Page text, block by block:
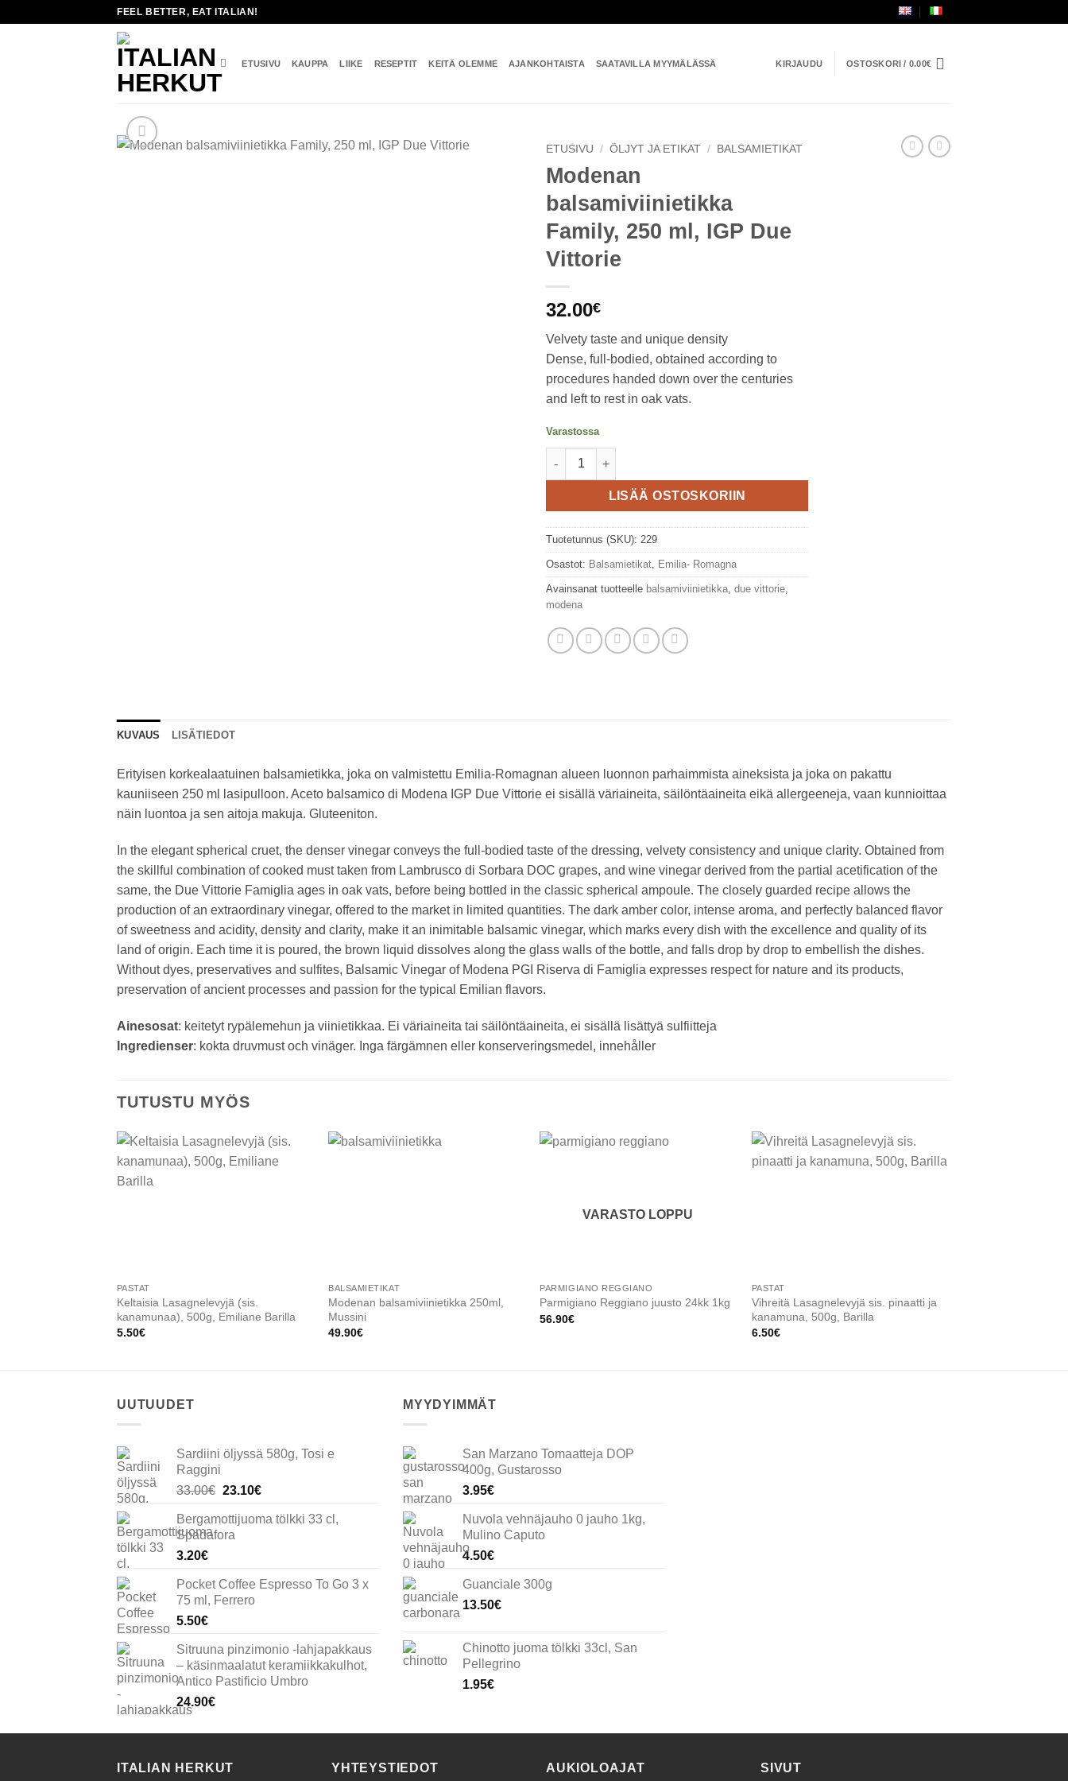
FEEL BETTER, EAT ITALIAN!
ETUSIVU KAUPPA LIIKE RESEPTIT KEITÄ OLEMME AJANKOHTAISTA SAATAVILLA MYYMÄLÄSSÄ KIRJAUDU OSTOSKORI / 0.00€
ETUSIVU / ÖLJYT JA ETIKAT / BALSAMIETIKAT
Modenan
balsamiviinietikka
Family, 250 ml, IGP Due
Vittorie
32.00€
Velvety taste and unique density
Dense, full-bodied, obtained according to
procedures handed down over the centuries
and left to rest in oak vats.
Varastossa
Modenan balsamiviinietikka Family, 250 ml, IGP Due Vittorie määrä
LISÄÄ OSTOSKORIIN
Tuotetunnus (SKU): 229
Osastot: Balsamietikat, Emilia- Romagna
Avainsanat tuotteelle balsamiviinietikka, due vittorie,
modena
KUVAUS LISÄTIEDOT
Erityisen korkealaatuinen balsamietikka, joka on valmistettu Emilia-Romagnan alueen luonnon parhaimmista aineksista ja joka on pakattu
kauniiseen 250 ml lasipulloon. Aceto balsamico di Modena IGP Due Vittorie ei sisällä väriaineita, säilöntäaineita eikä allergeeneja, vaan kunnioittaa
näin luontoa ja sen aitoja makuja. Gluteeniton.
In the elegant spherical cruet, the denser vinegar conveys the full-bodied taste of the dressing, velvety consistency and unique clarity. Obtained from
the skillful combination of cooked must taken from Lambrusco di Sorbara DOC grapes, and wine vinegar derived from the partial acetification of the
same, the Due Vittorie Famiglia ages in oak vats, before being bottled in the classic spherical ampoule. The closely guarded recipe allows the
production of an extraordinary vinegar, offered to the market in limited quantities. The dark amber color, intense aroma, and perfectly balanced flavor
of sweetness and acidity, density and clarity, make it an inimitable balsamic vinegar, which marks every dish with the excellence and quality of its
land of origin. Each time it is poured, the brown liquid dissolves along the glass walls of the bottle, and falls drop by drop to embellish the dishes.
Without dyes, preservatives and sulfites, Balsamic Vinegar of Modena PGI Riserva di Famiglia expresses respect for nature and its products,
preservation of ancient processes and passion for the typical Emilian flavors.
Ainesosat: keitetyt rypälemehun ja viinietikkaa. Ei väriaineita tai säilöntäaineita, ei sisällä lisättyä sulfiitteja
Ingredienser: kokta druvmust och vinäger. Inga färgämnen eller konserveringsmedel, innehåller
TUTUSTU MYÖS
PASTAT
Keltaisia Lasagnelevyjä (sis.
kanamunaa), 500g, Emiliane Barilla
5.50€
BALSAMIETIKAT
Modenan balsamiviinietikka 250ml,
Mussini
49.90€
VARASTO LOPPU
PARMIGIANO REGGIANO
Parmigiano Reggiano juusto 24kk 1kg
56.90€
PASTAT
Vihreitä Lasagnelevyjä sis. pinaatti ja
kanamuna, 500g, Barilla
6.50€
UUTUUDET
Sardiini öljyssä 580g, Tosi e
Raggini
33.00€ Alkuperäinen
oli:
33.00€.
23.10€Nykyinen
on:
Bergamottijuoma tölkki 33 cl,
Spadafora
3.20€
Pocket Coffee Espresso To Go 3 x
75 ml, Ferrero
5.50€
Sitruuna pinzimonio -lahjapakkaus
– käsinmaalatut keramiikkakulhot,
Antico Pastificio Umbro
24.90€
MYYDYIMMÄT
San Marzano Tomaatteja DOP
400g, Gustarosso
3.95€
Nuvola vehnäjauho 0 jauho 1kg,
Mulino Caputo
4.50€
Guanciale 300g
13.50€
Chinotto juoma tölkki 33cl, San
Pellegrino
1.95€
ITALIAN HERKUT YHTEYSTIEDOT AUKIOLOAJAT SIVUT